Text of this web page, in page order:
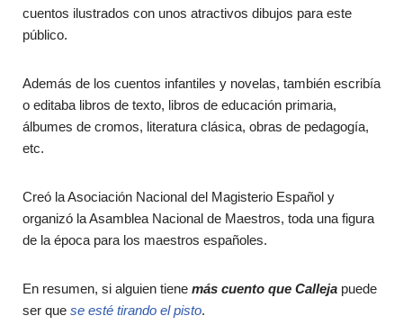
cuentos ilustrados con unos atractivos dibujos para este
público.
Además de los cuentos infantiles y novelas, también escribía
o editaba libros de texto, libros de educación primaria,
álbumes de cromos, literatura clásica, obras de pedagogía,
etc.
Creó la Asociación Nacional del Magisterio Español y
organizó la Asamblea Nacional de Maestros, toda una figura
de la época para los maestros españoles.
En resumen, si alguien tiene más cuento que Calleja puede
ser que se esté tirando el pisto.